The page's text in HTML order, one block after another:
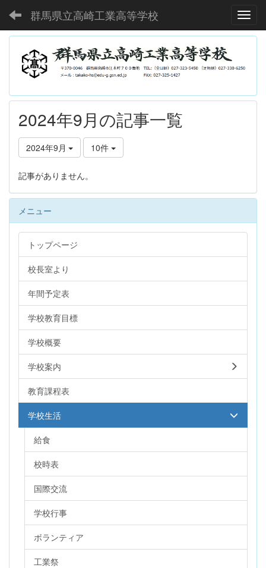
群馬県立高崎工業高等学校
2024年9月の記事一覧
2024年9月 10件
記事がありません。
メニュー
トップページ
校長室より
年間予定表
学校教育目標
学校概要
学校案内
教育課程表
学校生活
給食
校時表
国際交流
学校行事
ボランティア
工業祭